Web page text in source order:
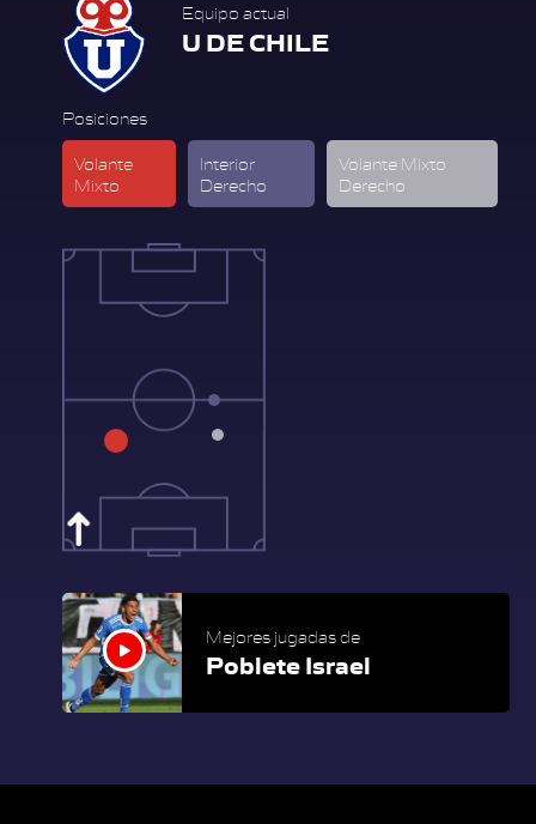
Equipo actual
U DE CHILE
Posiciones
Volante
Mixto
Interior
Derecho
Volante Mixto
Derecho
Mejores jugadas de
Poblete Israel